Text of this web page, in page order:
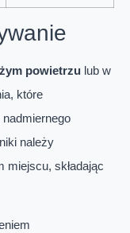
powietrzu lub w
które
nadmiernego
należy
składając